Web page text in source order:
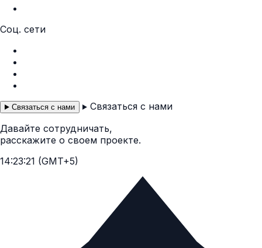
Соц. сети
Связаться с нами
Связаться с нами
Давайте сотрудничать,
расскажите о своем проекте.
14:23:22 (GMT+5)